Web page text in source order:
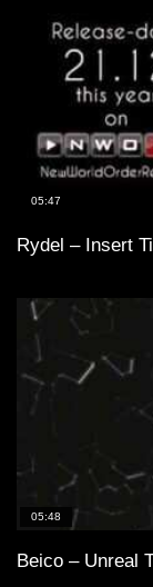
05:47
Rydel – Insert
05:48
Beico – Unreal